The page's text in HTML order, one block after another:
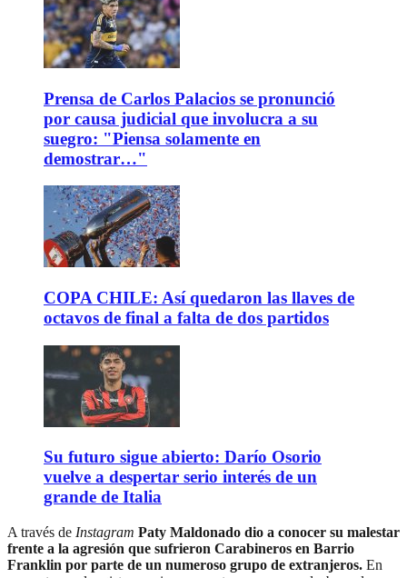
Prensa de Carlos Palacios se pronunció
por causa judicial que involucra a su
suegro: "Piensa solamente en
demostrar…"
COPA CHILE: Así quedaron las llaves de
octavos de final a falta de dos partidos
Su futuro sigue abierto: Darío Osorio
vuelve a despertar serio interés de un
grande de Italia
A través de Instagram Paty Maldonado dio a conocer su malestar
frente a la agresión que sufrieron Carabineros en Barrio
Franklin por parte de un numeroso grupo de extranjeros. En